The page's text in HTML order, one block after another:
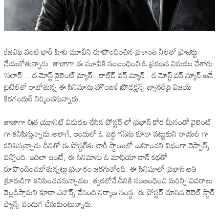
కేజిఎఫ్ వంటి భారీ హిట్ మూవీని రూపొందించిన ప్రశాంత్ నీల్‌తో ప్రాజెక్టు
చేయబోతున్నాడు. తాజాగా ఈ మూవీకి సంబంధించి ఓ ప్రకటన విడుదల చేశారు.
‘సలార్’ .. ద మోస్ట్ వైలెంట్ మ్యాన్.. కాల్‌డ్ వన్ మ్యాన్.. ద మోస్ట్ వన్ మ్యాన్ అనే
టైటిల్‌తో రాబోతున్న ఈ సినిమాను హొంబళే ప్రొడక్షన్స్ బ్యానర్‌పై విజయ్
కిరగందుర్ నిర్మించనున్నారు.
తాజాగా చిత్ర యూనిట్ విడుదల చేసిన పోస్టర్‌ లో ప్రభాస్ కోర మీసంతో వైలెంట్
‌గా కనిపిస్తున్నాడు.అలాగే, ఇందులో ఓ పెద్ద గన్‌ను కూడా పట్టుకుని రాయల్‌ గా
కనిపిస్తున్నాడు.దీనితో ఈ పోస్టర్‌కు భారీ స్థాయిలో ఊహించని విధంగా రెస్పాన్స్
వస్తోంది. ఇదిలా ఉంటే, ఈ సినిమాను ఓ మాఫియా డాన్ కథతో
రూపొందించబోతున్నట్లు ప్రచారం జరగుతోంది. ఈ సినిమాలో ప్రభాస్ అతి
క్రూరుడిగా కనిపించచనున్నాడట. త్వరలోనే దీనికి సంబంధించి మరిన్ని వివరాలు
వెల్లడిస్తామని కూడా ఎనౌన్స్ చేసింది నిర్మాణ సంస్థ. ఈ పోస్టర్ చూసిన రెబెల్ స్టార్
ఫ్యాన్స్ పండుగ చేసుకుంటున్నారు.